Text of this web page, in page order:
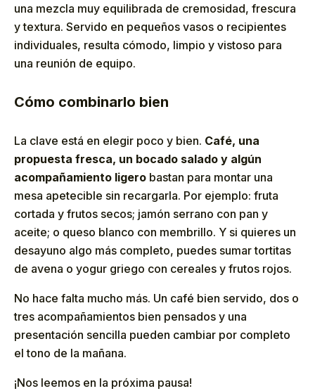
una mezcla muy equilibrada de cremosidad, frescura
y textura. Servido en pequeños vasos o recipientes
individuales, resulta cómodo, limpio y vistoso para
una reunión de equipo.
Cómo combinarlo bien
La clave está en elegir poco y bien. Café, una
propuesta fresca, un bocado salado y algún
acompañamiento ligero bastan para montar una
mesa apetecible sin recargarla. Por ejemplo: fruta
cortada y frutos secos; jamón serrano con pan y
aceite; o queso blanco con membrillo. Y si quieres un
desayuno algo más completo, puedes sumar tortitas
de avena o yogur griego con cereales y frutos rojos.
No hace falta mucho más. Un café bien servido, dos o
tres acompañamientos bien pensados y una
presentación sencilla pueden cambiar por completo
el tono de la mañana.
¡Nos leemos en la próxima pausa!